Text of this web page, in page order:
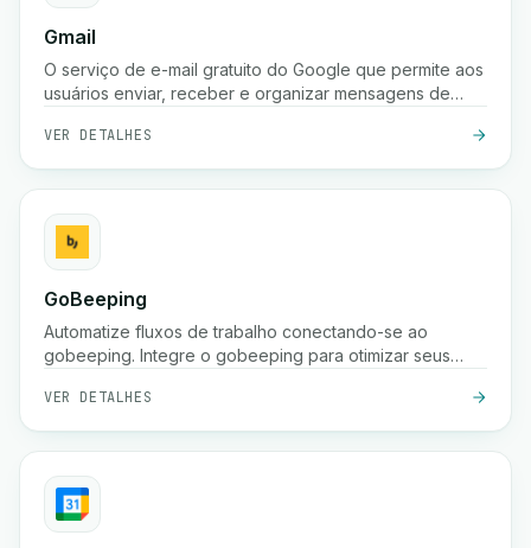
Gmail
O serviço de e-mail gratuito do Google que permite aos
usuários enviar, receber e organizar mensagens de
pesquisa e integração com as ferramentas do Google
Workspace
VER DETALHES
GoBeeping
Automatize fluxos de trabalho conectando-se ao
gobeeping. Integre o gobeeping para otimizar seus
VER DETALHES